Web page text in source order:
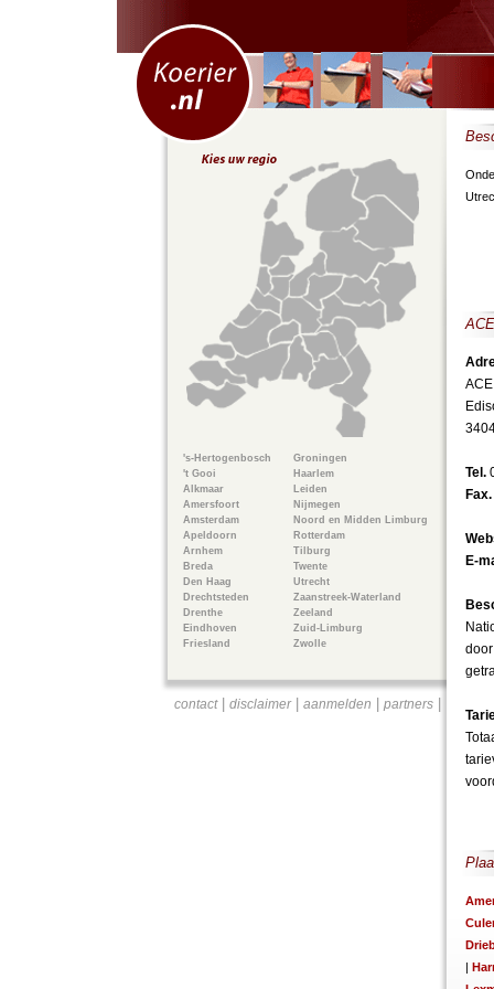
Groningen
Haarlem
Leiden
Nijmegen
Noord en Midden Limburg
Rotterdam
Tilburg
Twente
Utrecht
Zaanstreek-Waterland
Zeeland
Zuid-Limburg
Zwolle
's-Hertogenbosch
't Gooi
Alkmaar
Amersfoort
Amsterdam
Apeldoorn
Arnhem
Breda
Den Haag
Drechtsteden
Drenthe
Eindhoven
Friesland
contact| disclaimer| aanmelden partners|
Tel.
Fax.
E-
|